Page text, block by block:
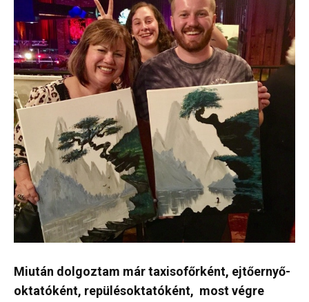
Miután dolgoztam már taxisofőrként, ejtőernyő-
oktatóként, repülésoktatóként, most végre